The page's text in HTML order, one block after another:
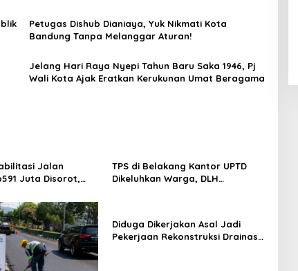
Petugas Dishub Dianiaya, Yuk Nikmati Kota
Bandung Tanpa Melanggar Aturan!
Jelang Hari Raya Nyepi Tahun Baru Saka 1946, Pj
Wali Kota Ajak Eratkan Kerukunan Umat Beragama
Jalan
Juta Disorot,
Pelaksana Belum
TPS di Belakang Kantor UPTD
Dikeluhkan Warga, DLH
Diduga Dikerjakan Asal Jadi
Pekerjaan Rekonstruksi Drainase